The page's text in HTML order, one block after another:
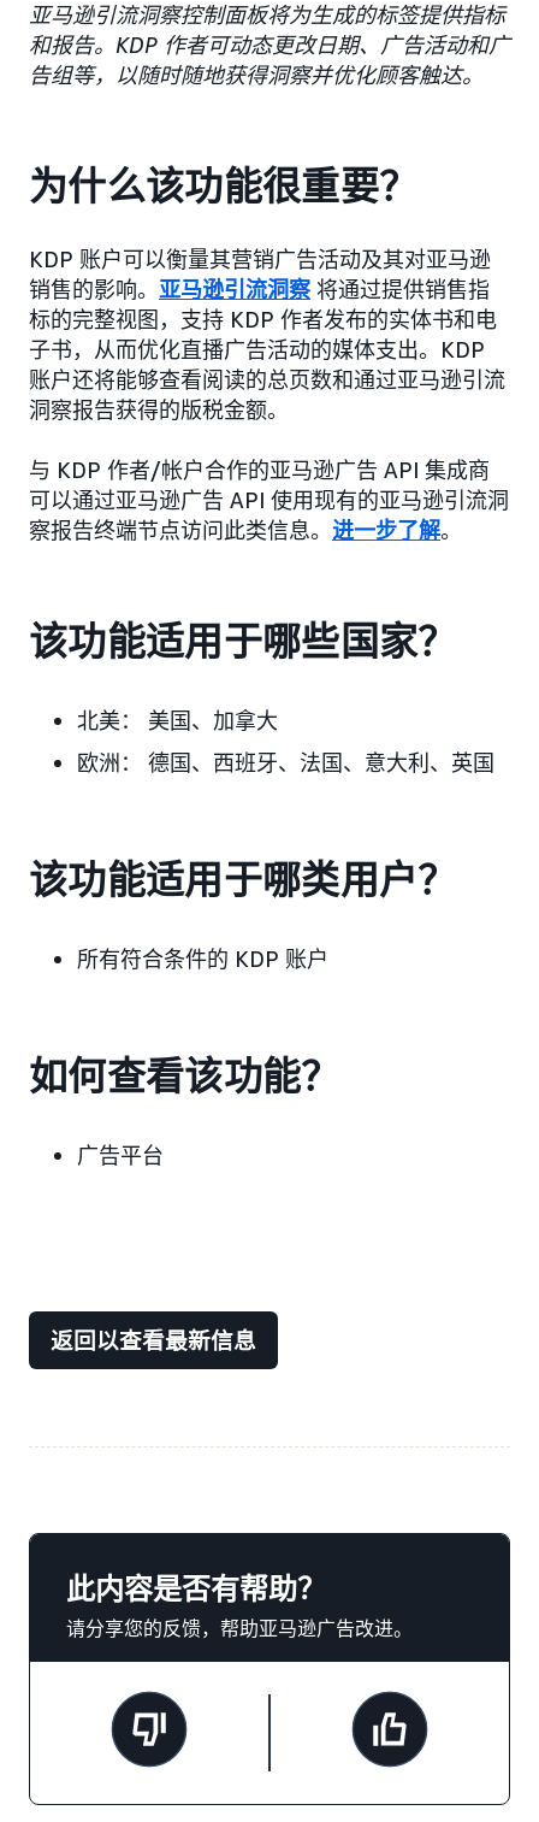
亚马逊引流洞察控制面板将为生成的标签提供指标
和报告。KDP 作者可动态更改日期、广告活动和广
告组等，以随时随地获得洞察并优化顾客触达。
为什么该功能很重要？
KDP 账户可以衡量其营销广告活动及其对亚马逊
销售的影响。 亚马逊引流洞察将通过提供销售指
标的完整视图，支持 KDP 作者发布的实体书和电
子书，从而优化直播广告活动的媒体支出。KDP
账户还将能够查看阅读的总页数和通过亚马逊引流
洞察报告获得的版税金额。
与 KDP 作者/帐户合作的亚马逊广告 API 集成商
可以通过亚马逊广告 API 使用现有的亚马逊引流洞
察报告终端节点访问此类信息。 进一步了解。
该功能适用于哪些国家？
北美： 美国、加拿大
欧洲：
德国、西班牙、法国、意大利、英国
该功能适用于哪类用户？
所有符合条件的 KDP 账户
如何查看该功能？
广告平台
返回以查看最新信息
此内容是否有帮助？
请分享您的反馈，帮助亚马逊广告改进。